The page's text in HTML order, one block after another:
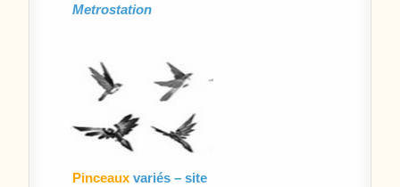
Metrostation
Pinceaux variés – site